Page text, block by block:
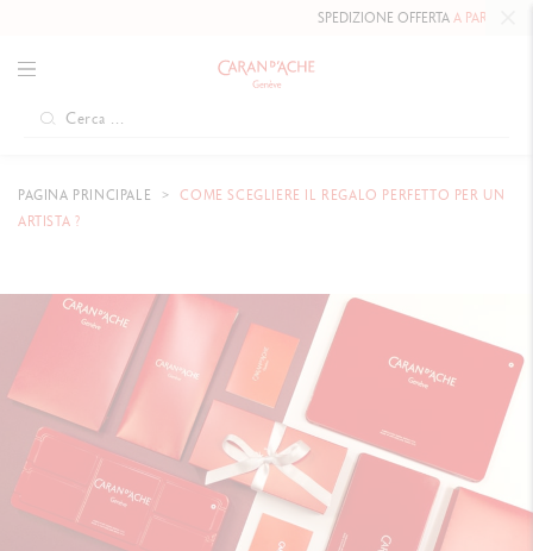
SPEDIZIONE OFFERTAA PARTIRE DA 80 CHF
PAGINA PRINCIPALE
COME SCEGLIERE IL REGALO PERFETTO PER UN
ARTISTA ?